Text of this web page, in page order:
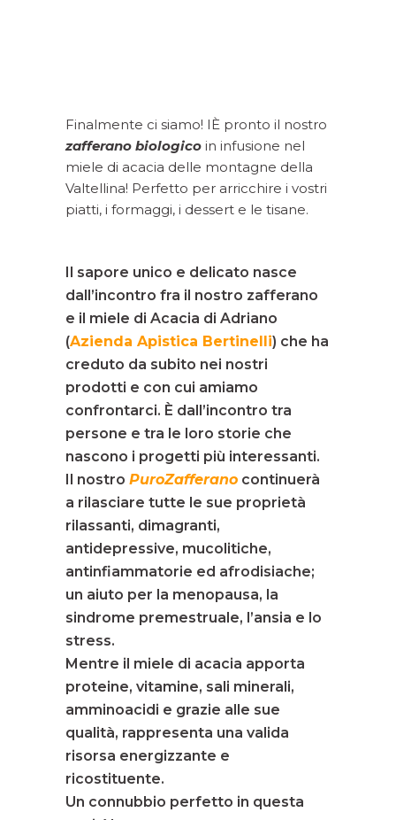
Finalmente ci siamo! IÈ pronto il nostro
zafferano biologico in infusione nel
miele di acacia delle montagne della
Valtellina! Perfetto per arricchire i vostri
piatti, i formaggi, i dessert e le tisane.
Il sapore unico e delicato nasce
dall’incontro fra il nostro zafferano
e il miele di Acacia di Adriano
(Azienda Apistica Bertinelli) che ha
creduto da subito nei nostri
prodotti e con cui amiamo
confrontarci. È dall’incontro tra
persone e tra le loro storie che
nascono i progetti più interessanti.
Il nostro PuroZafferano continuerà
a rilasciare tutte le sue proprietà
rilassanti, dimagranti,
antidepressive, mucolitiche,
antinfiammatorie ed afrodisiache;
un aiuto per la menopausa, la
sindrome premestruale, l’ansia e lo
stress.
Mentre il miele di acacia apporta
proteine, vitamine, sali minerali,
amminoacidi e grazie alle sue
qualità, rappresenta una valida
risorsa energizzante e
ricostituente.
Un connubbio perfetto in questa